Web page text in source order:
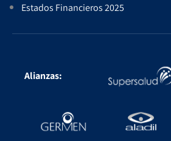
Estados Financieros 2025
Alianzas: